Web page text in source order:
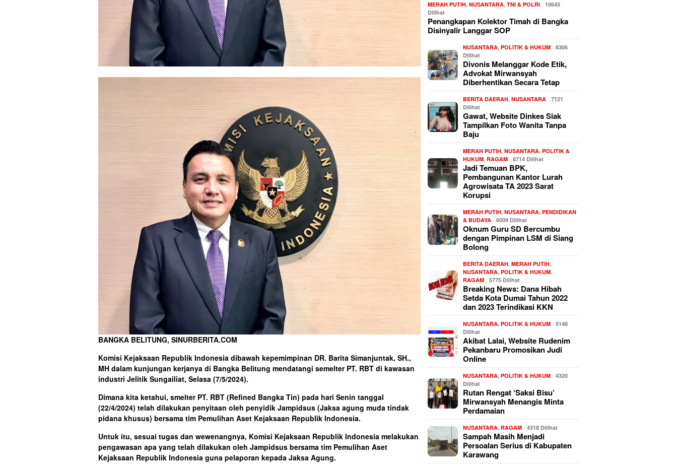
BANGKA BELITUNG, SINURBERITA.COM
Komisi Kejaksaan Republik Indonesia dibawah kepemimpinan DR. Barita Simanjuntak, SH.,
MH dalam kunjungan kerjanya di Bangka Belitung mendatangi semelter PT. RBT di kawasan
industri Jelitik Sungailiat, Selasa (7/5/2024).
Dimana kita ketahui, smelter PT. RBT (Refined Bangka Tin) pada hari Senin tanggal
(22/4/2024) telah dilakukan penyitaan oleh penyidik Jampidsus (Jaksa agung muda tindak
pidana khusus) bersama tim Pemulihan Aset Kejaksaan Republik Indonesia.
Untuk itu, sesuai tugas dan wewenangnya, Komisi Kejaksaan Republik Indonesia melakukan
pengawasan apa yang telah dilakukan oleh Jampidsus bersama tim Pemulihan Aset
Kejaksaan Republik Indonesia guna pelaporan kepada Jaksa Agung.
MERAH PUTIH,NUSANTARA,TNI & POLRI
10645
Dilihat
Penangkapan Kolektor Timah di Bangka
Disinyalir Langgar SOP
NUSANTARA,POLITIK & HUKUM
8306
Dilihat
Divonis Melanggar Kode Etik,
Advokat Mirwansyah
Diberhentikan Secara Tetap
BERITA DAERAH,NUSANTARA
7121
Dilihat
Gawat, Website Dinkes Siak
Tampilkan Foto Wanita Tanpa
Baju
MERAH PUTIH,NUSANTARA,POLITIK &
HUKUM,RAGAM 6714 Dilihat
Jadi Temuan BPK,
Pembangunan Kantor Lurah
Agrowisata TA 2023 Sarat
Korupsi
MERAH PUTIH,NUSANTARA,PENDIDIKAN
& BUDAYA
6009 Dilihat
Oknum Guru SD Bercumbu
dengan Pimpinan LSM di Siang
Bolong
BERITA DAERAH,MERAH PUTIH,
NUSANTARA,POLITIK & HUKUM,
RAGAM
5775 Dilihat
Breaking News: Dana Hibah
Setda Kota Dumai Tahun 2022
dan 2023 Terindikasi KKN
NUSANTARA,POLITIK & HUKUM
5148
Dilihat
Akibat Lalai, Website Rudenim
Pekanbaru Promosikan Judi
Online
NUSANTARA,POLITIK & HUKUM
4320
Dilihat
Rutan Rengat ‘Saksi Bisu’
Mirwansyah Menangis Minta
Perdamaian
NUSANTARA,RAGAM 4318 Dilihat
Sampah Masih Menjadi
Persoalan Serius di Kabupaten
Karawang